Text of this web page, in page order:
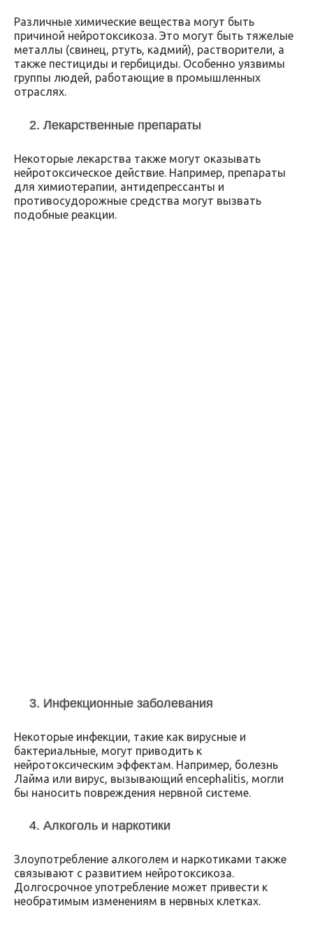
Различные химические вещества могут быть
причиной нейротоксикоза. Это могут быть тяжелые
металлы (свинец, ртуть, кадмий), растворители, а
также пестициды и гербициды. Особенно уязвимы
группы людей, работающие в промышленных
отраслях.
2. Лекарственные препараты
Некоторые лекарства также могут оказывать
нейротоксическое действие. Например, препараты
для химиотерапии, антидепрессанты и
противосудорожные средства могут вызвать
подобные реакции.
3. Инфекционные заболевания
Некоторые инфекции, такие как вирусные и
бактериальные, могут приводить к
нейротоксическим эффектам. Например, болезнь
Лайма или вирус, вызывающий encephalitis, могли
бы наносить повреждения нервной системе.
4. Алкоголь и наркотики
Злоупотребление алкоголем и наркотиками также
связывают с развитием нейротоксикоза.
Долгосрочное употребление может привести к
необратимым изменениям в нервных клетках.